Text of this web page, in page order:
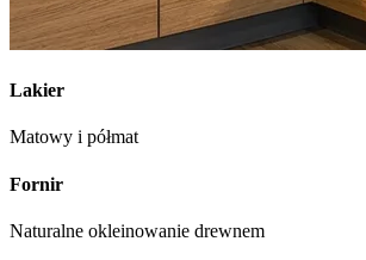
Lakier
Matowy i półmat
Fornir
Naturalne okleinowanie drewnem